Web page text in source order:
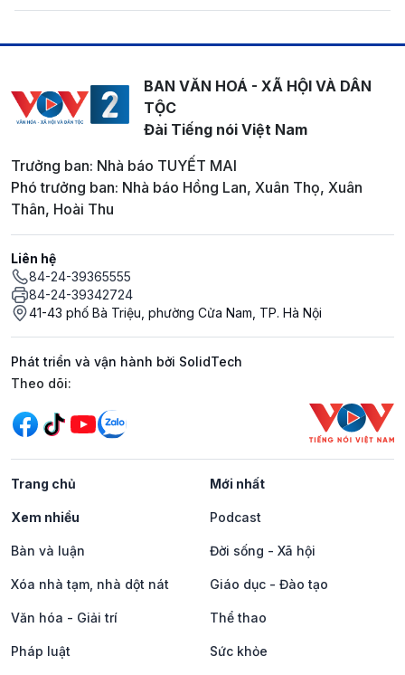
BAN VĂN HOÁ - XÃ HỘI VÀ DÂN
TỘC
Đài Tiếng nói Việt Nam
Trưởng ban: Nhà báo TUYẾT MAI
Phó trưởng ban: Nhà báo Hồng Lan, Xuân Thọ, Xuân
Thân, Hoài Thu
Liên hệ
84-24-39365555
84-24-39342724
41-43 phố Bà Triệu, phường Cửa Nam, TP. Hà Nội
Phát triển và vận hành bởi SolidTech
Mạng xã hội
Theo dõi:
Trang chủ Mới nhất
Xem nhiều Podcast
Bàn và luận Đời sống - Xã hội
Xóa nhà tạm, nhà dột nát Giáo dục - Đào tạo
Văn hóa - Giải trí Thể thao
Pháp luật Sức khỏe